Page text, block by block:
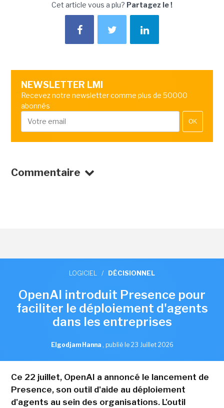
Cet article vous a plu? Partagez le !
NEWSLETTER LMI
Recevez notre newsletter comme plus de 50000
abonnés
OK
Commentaire
LOGICIEL / DÉCISIONNEL
OpenAI introduit Presence pour
faciliter le déploiement d'agents
dans les entreprises
Elgodjam Hanna , publié le 23 Juillet 2026
Ce 22 juillet, OpenAI a annoncé le lancement de
Presence, son outil d'aide au déploiement
d'agents au sein des organisations. L'outil